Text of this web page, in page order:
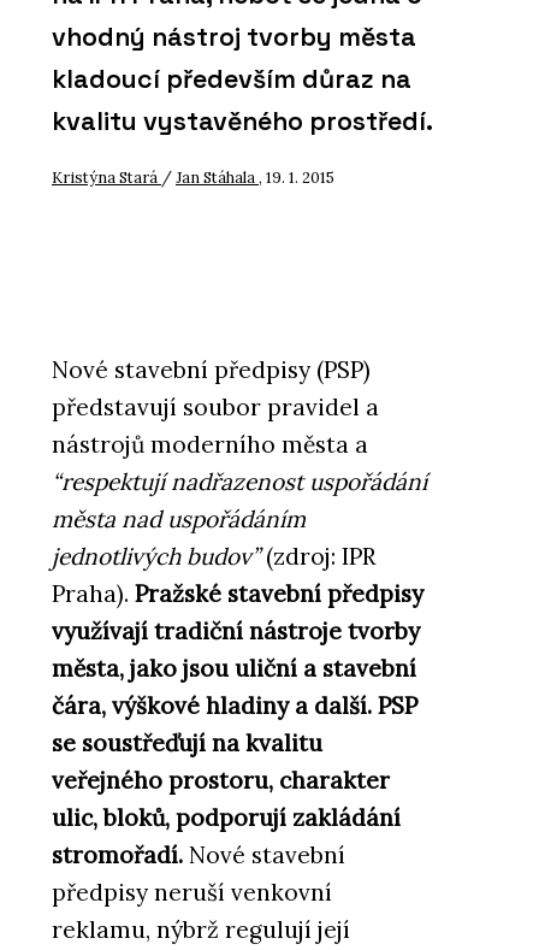
vhodný nástroj tvorby města
kladoucí především důraz na
kvalitu vystavěného prostředí.
Kristýna Stará /Jan Stáhala , 19. 1. 2015
Nové stavební předpisy (PSP)
představují soubor pravidel a
nástrojů moderního města a
“respektují nadřazenost uspořádání
města nad uspořádáním
jednotlivých budov”(zdroj: IPR
Praha). Pražské stavební předpisy
využívají tradiční nástroje tvorby
města, jako jsou uliční a stavební
čára, výškové hladiny a další. PSP
se soustřeďují na kvalitu
veřejného prostoru, charakter
ulic, bloků, podporují zakládání
stromořadí. Nové stavební
předpisy neruší venkovní
reklamu, nýbrž regulují její